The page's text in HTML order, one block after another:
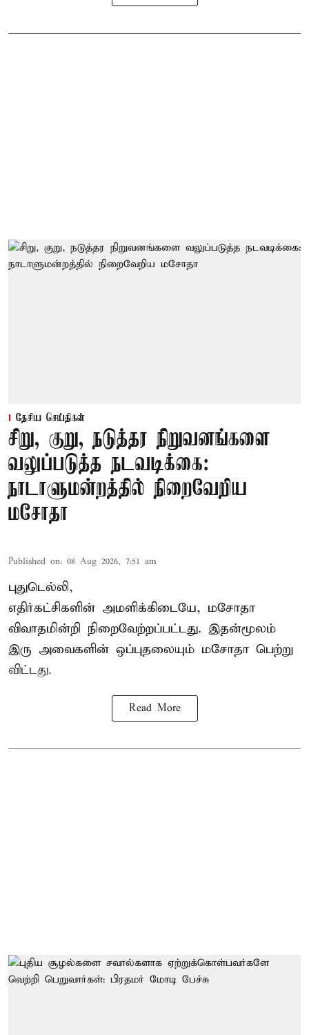
தேசிய செய்திகள்
சிறு, குறு, நடுத்தர நிறுவனங்களை
வலுப்படுத்த நடவடிக்கை:
நாடாளுமன்றத்தில் நிறைவேறிய
மசோதா
Published on: 08 Aug 2026, 7:51 am
புதுடெல்லி,
எதிர்கட்சிகளின் அமளிக்கிடையே, மசோதா
விவாதமின்றி நிறைவேற்றப்பட்டது. இதன்மூலம்
இரு அவைகளின் ஒப்புதலையும் மசோதா பெற்று
விட்டது.
Read More